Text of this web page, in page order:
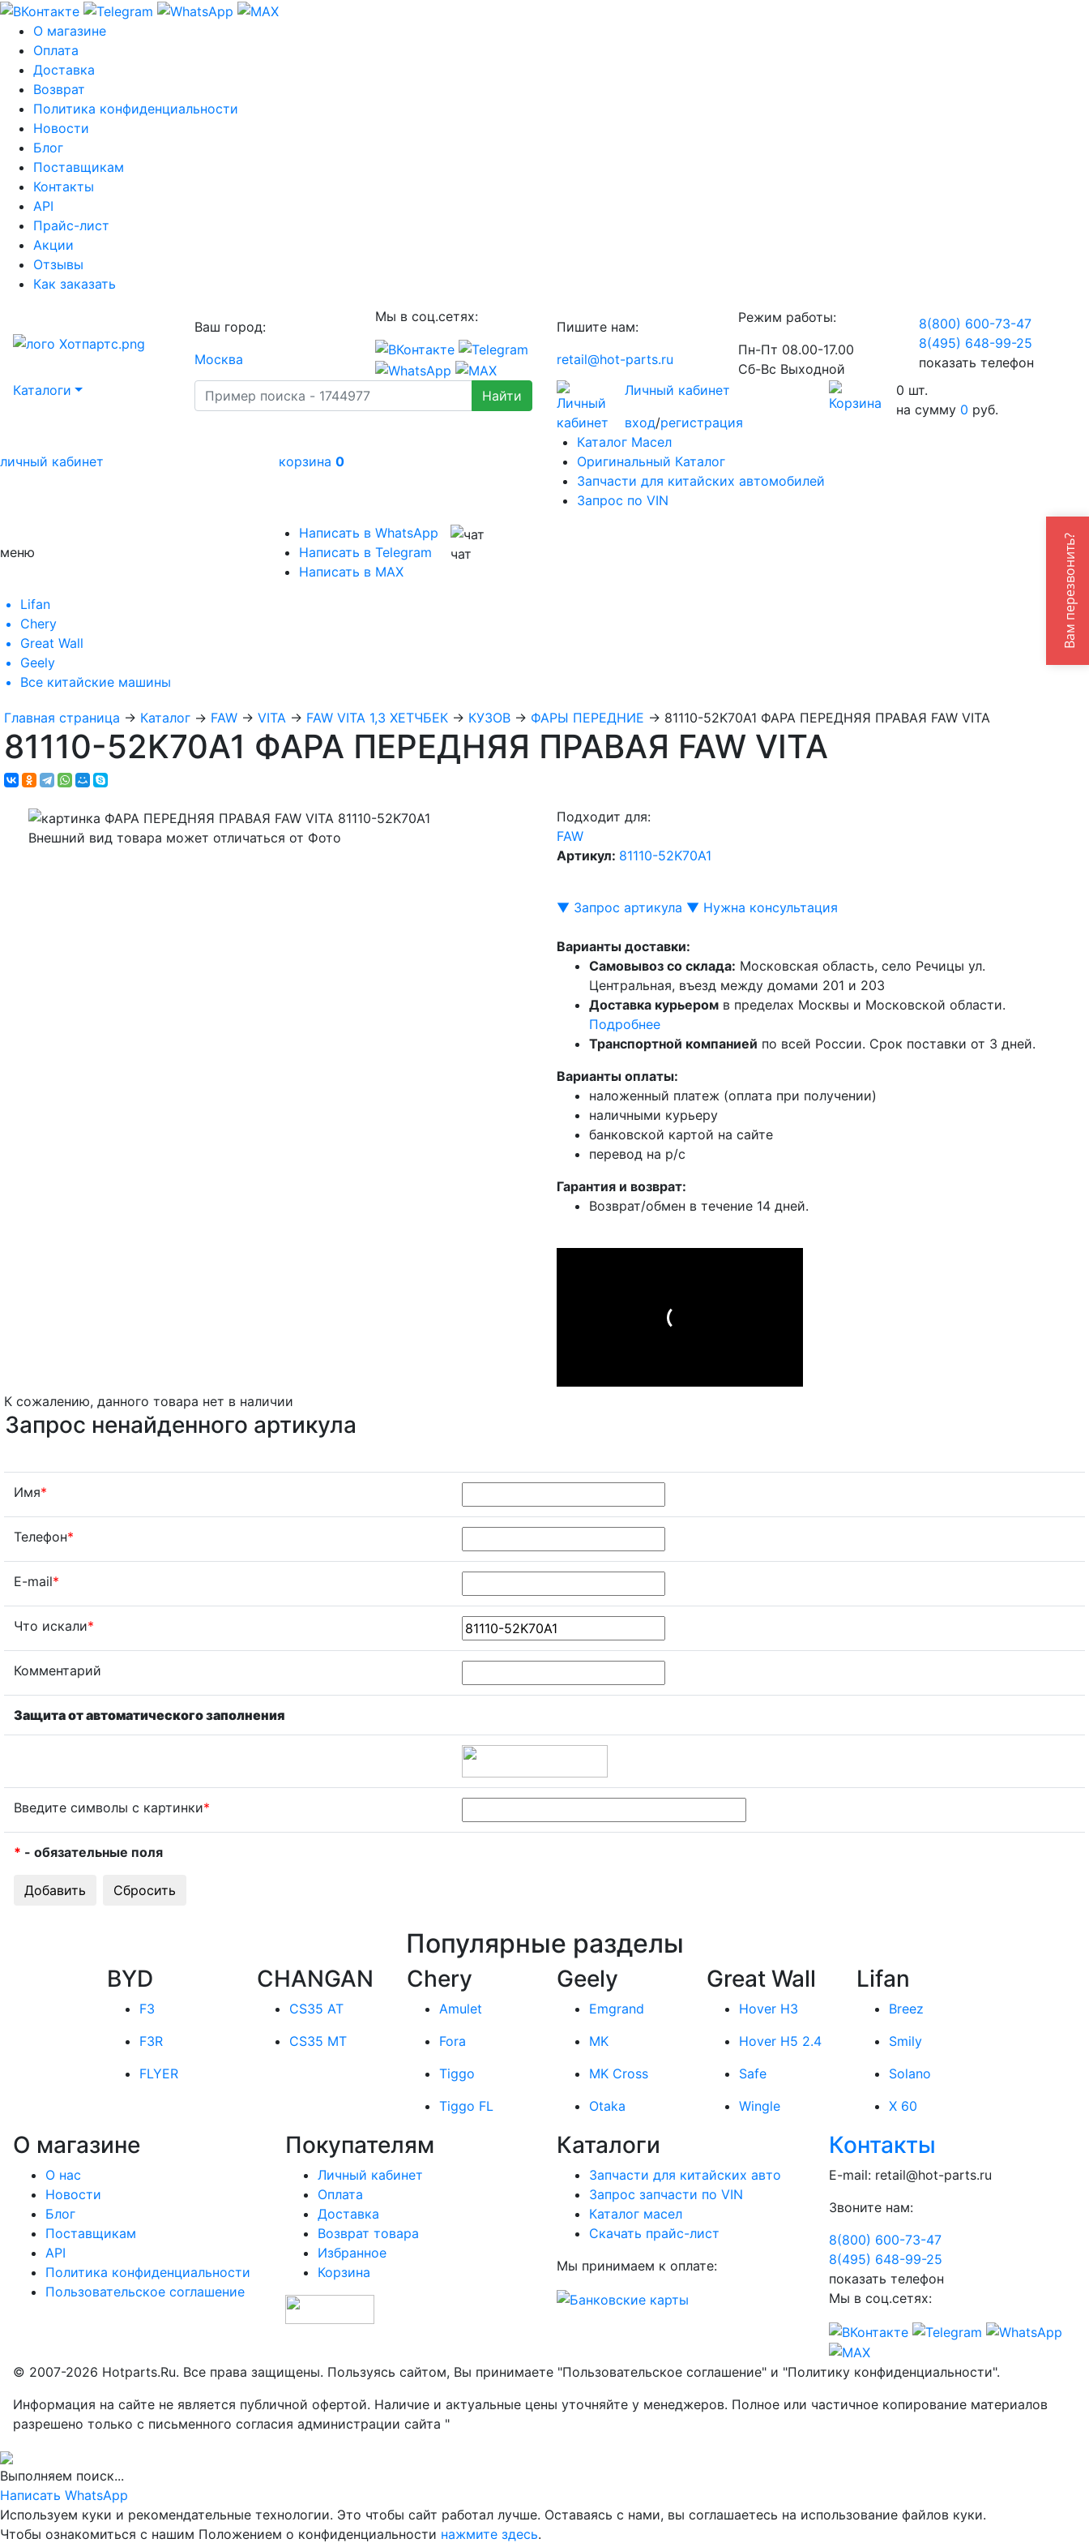
О магазине
Оплата
Доставка
Возврат
Политика конфиденциальности
Новости
Блог
Поставщикам
Контакты
API
Прайс-лист
Акции
Отзывы
Как заказать
Ваш город:
Москва
Мы в соц.сетях:
Пишите нам:
retail@hot-parts.ru
Режим работы:
Пн-Пт 08.00-17.00
Сб-Вс Выходной
8(800) 600-73-47
8(495) 648-99-25
показать телефон
Каталоги
Личный кабинет
вход/регистрация
0 шт.
на сумму 0 руб.
личный кабинет корзина 0
Каталог Масел
Оригинальный Каталог
Запчасти для китайских автомобилей
Запрос по VIN
меню
Написать в WhatsApp
Написать в Telegram
Написать в MAX
чат
Lifan
Chery
Great Wall
Geely
Все китайские машины
Главная страница → Каталог → FAW → VITA → FAW VITA 1,3 ХЕТЧБЕК → КУЗОВ → ФАРЫ ПЕРЕДНИЕ → 81110-52K70A1 ФАРА ПЕРЕДНЯЯ ПРАВАЯ FAW VITA
81110-52K70A1 ФАРА ПЕРЕДНЯЯ ПРАВАЯ FAW VITA
Внешний вид товара может отличаться от Фото
Подходит для:
FAW
Артикул: 81110-52K70A1
▼ Запрос артикула ▼ Нужна консультация
Варианты доставки:
Самовывоз со склада: Московская область, село Речицы ул.
Центральная, въезд между домами 201 и 203
Доставка курьером в пределах Москвы и Московской области.
Подробнее
Транспортной компанией по всей России. Срок поставки от 3 дней.
Варианты оплаты:
наложенный платеж (оплата при получении)
наличными курьеру
банковской картой на сайте
перевод на р/с
Гарантия и возврат:
Возврат/обмен в течение 14 дней.
К сожалению, данного товара нет в наличии
Запрос ненайденного артикула
Имя*
Телефон*
E-mail*
Что искали*
Комментарий
Защита от автоматического заполнения
Введите символы с картинки*
* - обязательные поля
Популярные разделы
BYD
F3
F3R
FLYER
CHANGAN
CS35 AT
CS35 MT
Chery
Amulet
Fora
Tiggo
Tiggo FL
Geely
Emgrand
MK
MK Cross
Otaka
Great Wall
Hover H3
Hover H5 2.4
Safe
Wingle
Lifan
Breez
Smily
Solano
X 60
О магазине
О нас
Новости
Блог
Поставщикам
API
Политика конфиденциальности
Пользовательское соглашение
Покупателям
Личный кабинет
Оплата
Доставка
Возврат товара
Избранное
Корзина
Каталоги
Запчасти для китайских авто
Запрос запчасти по VIN
Каталог масел
Скачать прайс-лист
Мы принимаем к оплате:
Контакты
E-mail: retail@hot-parts.ru
Звоните нам:
8(800) 600-73-47
8(495) 648-99-25
показать телефон
Мы в соц.сетях:
© 2007-2026 Hotparts.Ru. Все права защищены. Пользуясь сайтом, Вы принимаете "Пользовательское соглашение" и "Политику конфиденциальности".
Информация на сайте не является публичной офертой. Наличие и актуальные цены уточняйте у менеджеров. Полное или частичное копирование материалов
разрешено только с письменного согласия администрации сайта "
Выполняем поиск...
Написать WhatsApp
Используем куки и рекомендательные технологии. Это чтобы сайт работал лучше. Оставаясь с нами, вы соглашаетесь на использование файлов куки.
Чтобы ознакомиться с нашим Положением о конфиденциальности нажмите здесь.
Вам перезвонить?